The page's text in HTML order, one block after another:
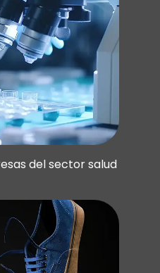
del sector salud